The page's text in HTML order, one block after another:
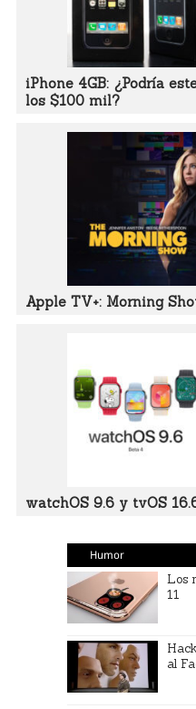
iPhone 4GB: ¿Podría
los $100 mil?
Apple TV+: Morning
watchOS 9.6 y tvOS
Humor
Los
11
al